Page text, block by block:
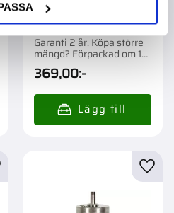
Sotningssats Per
Cylinder
Garanti 2 år. Köpa större
mängd? Förpackad om 1
st.
369,00:-
till i favoriter